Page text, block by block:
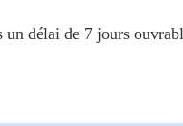
un délai de 7 jours